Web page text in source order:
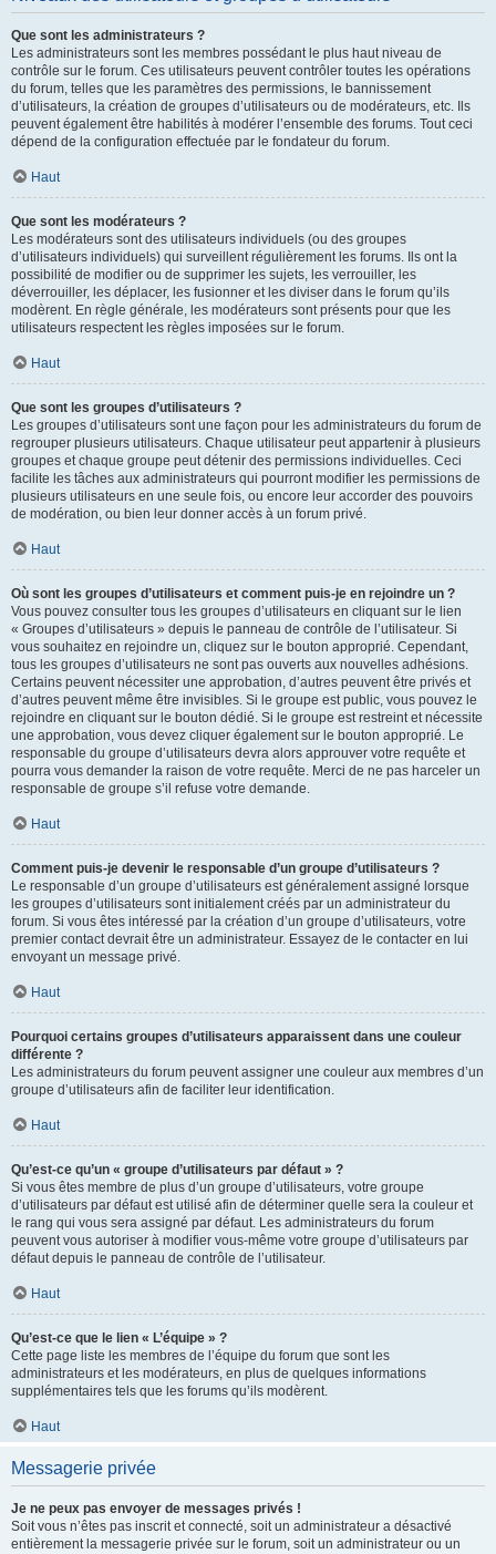
Que sont les administrateurs ?
Les administrateurs sont les membres possédant le plus haut niveau de
contrôle sur le forum. Ces utilisateurs peuvent contrôler toutes les opérations
du forum, telles que les paramètres des permissions, le bannissement
d’utilisateurs, la création de groupes d’utilisateurs ou de modérateurs, etc. Ils
peuvent également être habilités à modérer l’ensemble des forums. Tout ceci
dépend de la configuration effectuée par le fondateur du forum.
Haut
Que sont les modérateurs ?
Les modérateurs sont des utilisateurs individuels (ou des groupes
d’utilisateurs individuels) qui surveillent régulièrement les forums. Ils ont la
possibilité de modifier ou de supprimer les sujets, les verrouiller, les
déverrouiller, les déplacer, les fusionner et les diviser dans le forum qu’ils
modèrent. En règle générale, les modérateurs sont présents pour que les
utilisateurs respectent les règles imposées sur le forum.
Haut
Que sont les groupes d’utilisateurs ?
Les groupes d’utilisateurs sont une façon pour les administrateurs du forum de
regrouper plusieurs utilisateurs. Chaque utilisateur peut appartenir à plusieurs
groupes et chaque groupe peut détenir des permissions individuelles. Ceci
facilite les tâches aux administrateurs qui pourront modifier les permissions de
plusieurs utilisateurs en une seule fois, ou encore leur accorder des pouvoirs
de modération, ou bien leur donner accès à un forum privé.
Haut
Où sont les groupes d’utilisateurs et comment puis-je en rejoindre un ?
Vous pouvez consulter tous les groupes d’utilisateurs en cliquant sur le lien
« Groupes d’utilisateurs » depuis le panneau de contrôle de l’utilisateur. Si
vous souhaitez en rejoindre un, cliquez sur le bouton approprié. Cependant,
tous les groupes d’utilisateurs ne sont pas ouverts aux nouvelles adhésions.
Certains peuvent nécessiter une approbation, d’autres peuvent être privés et
d’autres peuvent même être invisibles. Si le groupe est public, vous pouvez le
rejoindre en cliquant sur le bouton dédié. Si le groupe est restreint et nécessite
une approbation, vous devez cliquer également sur le bouton approprié. Le
responsable du groupe d’utilisateurs devra alors approuver votre requête et
pourra vous demander la raison de votre requête. Merci de ne pas harceler un
responsable de groupe s’il refuse votre demande.
Haut
Comment puis-je devenir le responsable d’un groupe d’utilisateurs ?
Le responsable d’un groupe d’utilisateurs est généralement assigné lorsque
les groupes d’utilisateurs sont initialement créés par un administrateur du
forum. Si vous êtes intéressé par la création d’un groupe d’utilisateurs, votre
premier contact devrait être un administrateur. Essayez de le contacter en lui
envoyant un message privé.
Haut
Pourquoi certains groupes d’utilisateurs apparaissent dans une couleur
différente ?
Les administrateurs du forum peuvent assigner une couleur aux membres d’un
groupe d’utilisateurs afin de faciliter leur identification.
Haut
Qu’est-ce qu’un « groupe d’utilisateurs par défaut » ?
Si vous êtes membre de plus d’un groupe d’utilisateurs, votre groupe
d’utilisateurs par défaut est utilisé afin de déterminer quelle sera la couleur et
le rang qui vous sera assigné par défaut. Les administrateurs du forum
peuvent vous autoriser à modifier vous-même votre groupe d’utilisateurs par
défaut depuis le panneau de contrôle de l’utilisateur.
Haut
Qu’est-ce que le lien « L’équipe » ?
Cette page liste les membres de l’équipe du forum que sont les
administrateurs et les modérateurs, en plus de quelques informations
supplémentaires tels que les forums qu’ils modèrent.
Haut
Messagerie privée
Je ne peux pas envoyer de messages privés !
Soit vous n’êtes pas inscrit et connecté, soit un administrateur a désactivé
entièrement la messagerie privée sur le forum, soit un administrateur ou un